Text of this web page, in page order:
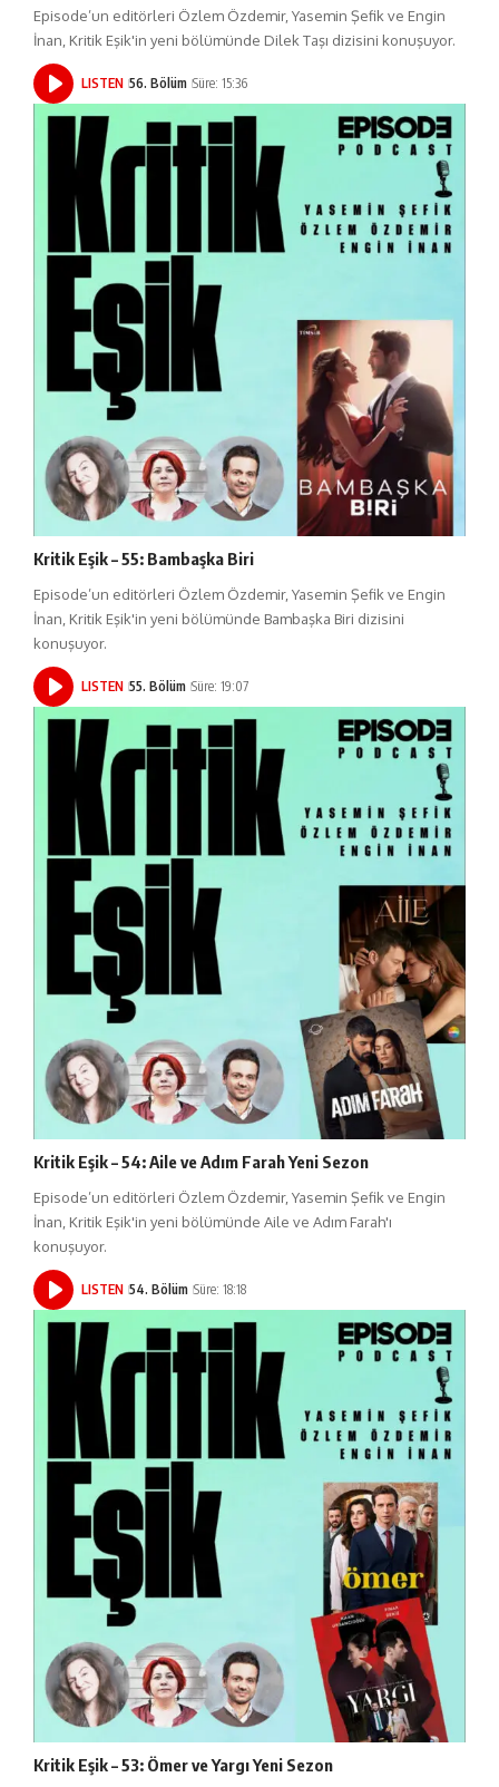
Episode’un editörleri Özlem Özdemir, Yasemin Şefik ve Engin
İnan, Kritik Eşik'in yeni bölümünde Dilek Taşı dizisini konuşuyor.
LISTEN 56. Bölüm Süre: 15:36
Kritik Eşik – 55: Bambaşka Biri
Episode’un editörleri Özlem Özdemir, Yasemin Şefik ve Engin
İnan, Kritik Eşik'in yeni bölümünde Bambaşka Biri dizisini
konuşuyor.
LISTEN 55. Bölüm Süre: 19:07
Kritik Eşik – 54: Aile ve Adım Farah Yeni Sezon
Episode’un editörleri Özlem Özdemir, Yasemin Şefik ve Engin
İnan, Kritik Eşik'in yeni bölümünde Aile ve Adım Farah'ı
konuşuyor.
LISTEN 54. Bölüm Süre: 18:18
Kritik Eşik – 53: Ömer ve Yargı Yeni Sezon